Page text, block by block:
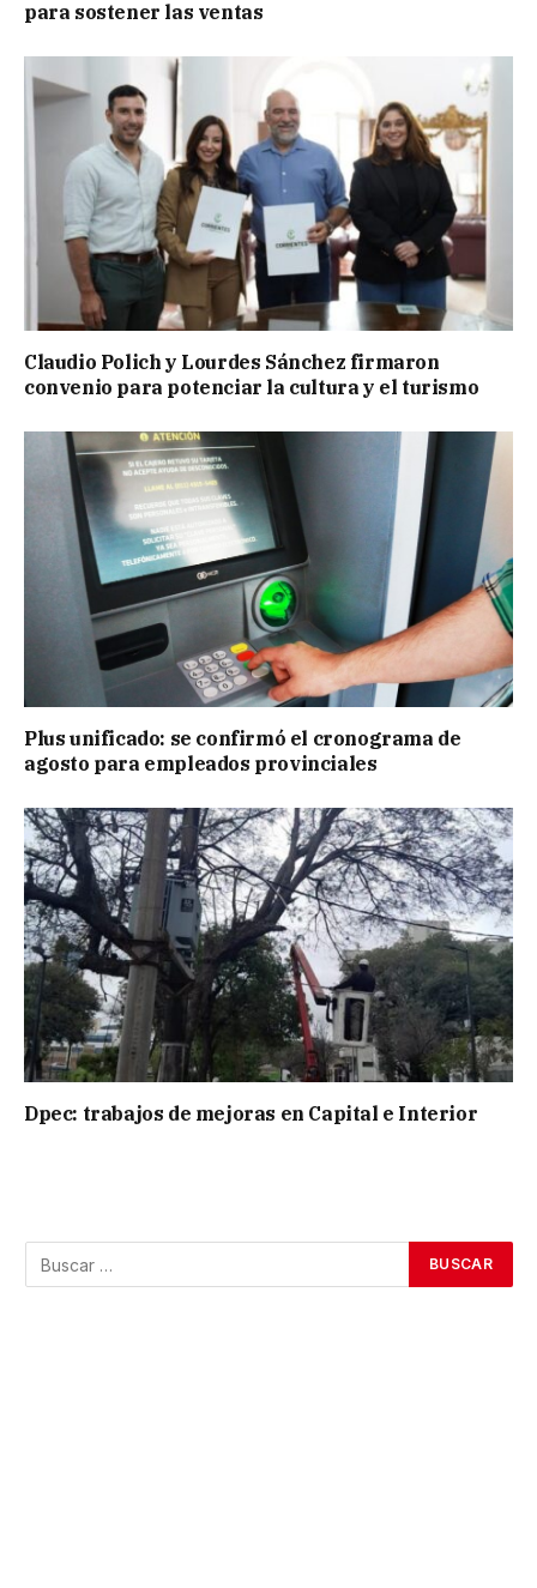
para sostener las ventas
Claudio Polich y Lourdes Sánchez firmaron
convenio para potenciar la cultura y el turismo
Plus unificado: se confirmó el cronograma de
agosto para empleados provinciales
Dpec: trabajos de mejoras en Capital e Interior